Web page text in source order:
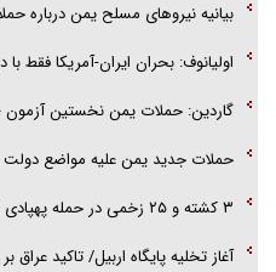
همه آقای دوربینی شده‌ایم!
قصه ناتمام سرویس مدارس
آیا مقاومت فلسطین خلع‌سلاح می‌شود؟
بیانیه نیروهای مسلح یمن درباره
اولیانوف: بحران ایران-آمریکا فقط
گاردین: حملات یمن نخستین آزمون
حملات جدید یمن علیه مواضع
۳ کشته و ۲۵ زخمی در حمله پهپادی شبانه اوکراین به روسیه